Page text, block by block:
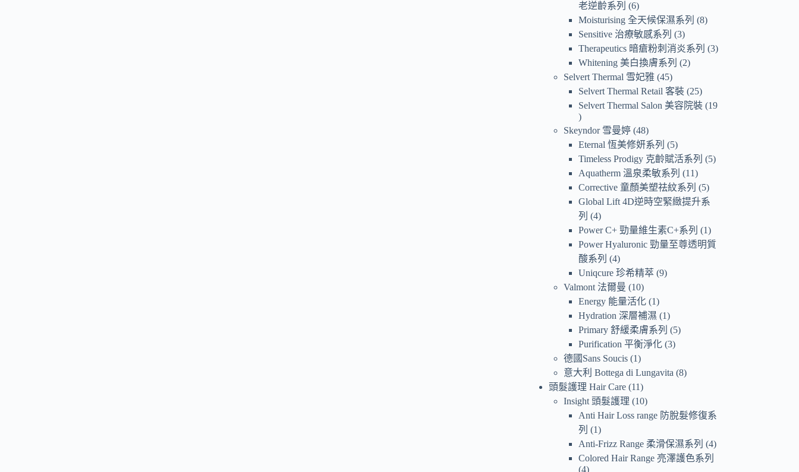
老逆齡系列
6
Moisturising 全天候保濕系列
8
Sensitive 治療敏感系列
3
Therapeutics 暗瘡粉刺消炎系列
3
Whitening 美白換膚系列
2
Selvert Thermal 雪妃雅 45
Selvert Thermal Retail 客裝 25
Selvert Thermal Salon 美容院裝 19
Skeyndor 雪曼婷 48
Eternal 恆美修妍系列
5
Timeless Prodigy 克齡賦活系列
5
Aquatherm 溫泉柔敏系列
11
Corrective 童顏美塑祛紋系列
5
Global Lift 4D逆時空緊緻提升系
列
4
Power C+ 勁量維生素C+系列
1
Power Hyaluronic 勁量至尊透明質
酸系列
4
Uniqcure 珍希精萃 9
Valmont 法爾曼
10
Energy 能量活化 1
Hydration 深層補濕
1
Primary 舒緩柔膚系列
5
Purification 平衡淨化 3
德國Sans Soucis 1
意大利 Bottega di Lungavita 8
頭髮護理 Hair Care 11
Insight 頭髮護理
10
Anti Hair Loss range 防脫髮修復系
列
1
Anti-Frizz Range 柔滑保濕系列
4
Colored Hair Range 亮澤護色系列
4